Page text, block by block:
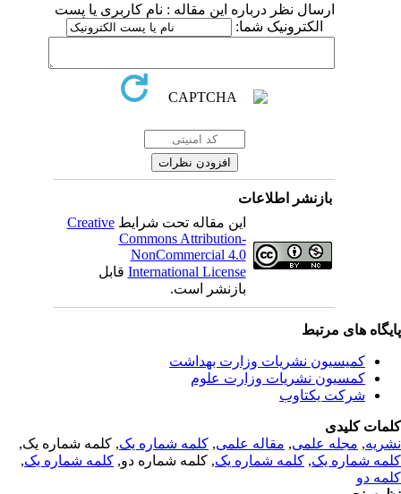
ارسال نظر درباره این مقاله : نام کاربری یا پست
الکترونیک شما:
بازنشر اطلاعات
این مقاله تحت شرایطCreative
Commons Attribution-
NonCommercial 4.0
International Licenseقابل
بازنشر است.
های مرتبط
کمیسیون نشریات وزارت بهداشت
کمسیون نشریات وزارت علوم
شرکت یکتاوب
کلیدی
,مجله علمی, مقاله علمی, کلمه شماره یک, کلمه شماره یک,
شماره یک,کلمه شماره یک, کلمه شماره دو,کلمه شماره یک,
دو